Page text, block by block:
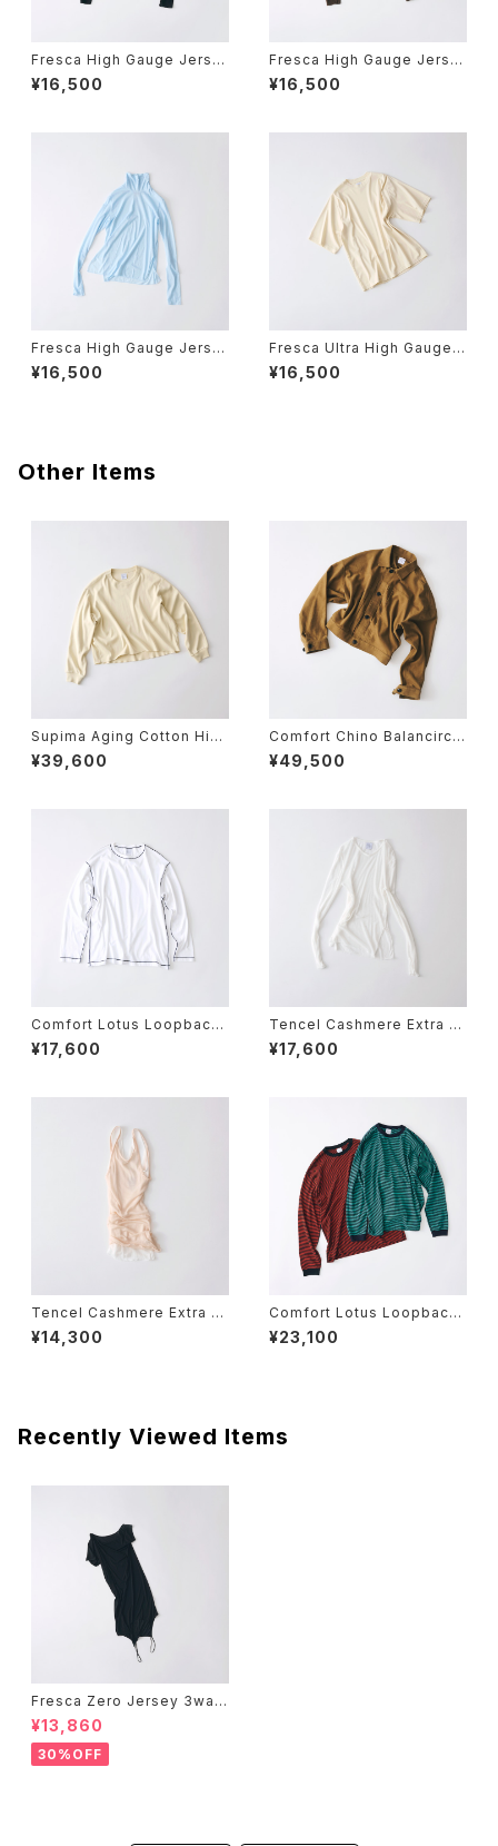
Fresca High Gauge Jerse
y Side Slits Crew Neck Lo
ng Sleeve T
¥16,500
Fresca High Gauge Jerse
y Side Slits High Neck Lo
ng Sleeve T
¥16,500
Fresca High Gauge Jerse
y Side Slits Turtle Neck L
ong Sleeve T
¥16,500
Fresca Ultra High Gauge R
ib Pleated Shoulder Short
Sleeve T
¥16,500
Other Items
Supima Aging Cotton High
Wet Rib Relaxed Cropped
Pullover
¥39,600
Comfort Chino Balancircul
ar® Comfort Chino Trucke
r Jacket
¥49,500
Comfort Lotus Loopback
Jersey Color stitch Long
Sleeve T
¥17,600
Tencel Cashmere Extra S
oft Random Rib Side Slit
V Neck Long Sleeve T
¥17,600
Tencel Cashmere Extra S
oft Random Rib Low Back
Tank Top
¥14,300
Comfort Lotus Loopback
Stripe Jersey Crew Neck
Long Sleeve T
¥23,100
Recently Viewed Items
Fresca Zero Jersey 3way
s Layered One Piece T
¥13,860
30%OFF